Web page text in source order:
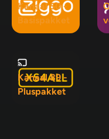
Kanaal 50 -
Basispakket
Kanaal 89 -
Pluspakket